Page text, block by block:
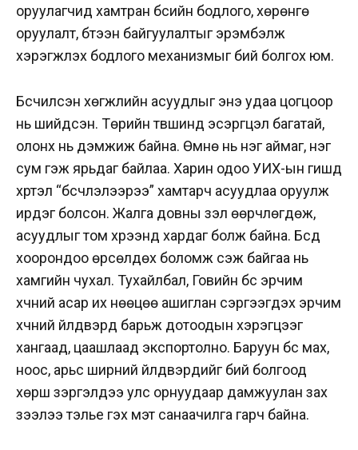
оруулагчид хамтран бүсийн бодлого, хөрөнгө
оруулалт, бүтээн байгуулалтыг эрэмбэлж
хэрэгжүүлэх бодлого механизмыг бий болгох юм.
Бүсчилсэн хөгжлийн асуудлыг энэ удаа цогцоор
нь шийдсэн. Төрийн түвшинд эсэргүүцэл багатай,
олонх нь дэмжиж байна. Өмнө нь нэг аймаг, нэг
сум гэж ярьдаг байлаа. Харин одоо УИХ-ын гишүүд
хүртэл “бүсчлэлээрээ” хамтарч асуудлаа оруулж
ирдэг болсон. Жалга довны үзэл өөрчлөгдөж,
асуудлыг том хүрээнд хардаг болж байна. Бүсүүд
хоорондоо өрсөлдөх боломж үүсэж байгаа нь
хамгийн чухал. Тухайлбал, Говийн бүс эрчим
хүчний асар их нөөцөө ашиглан сэргээгдэх эрчим
хүчний үйлдвэрүүд барьж дотоодын хэрэгцээг
хангаад, цаашлаад экспортолно. Баруун бүс мах,
ноос, арьс ширний үйлдвэрүүдийг бий болгоод
хөрш зэргэлдээ улс орнуудаар дамжуулан зах
зээлээ тэлье гэх мэт санаачилга гарч байна.